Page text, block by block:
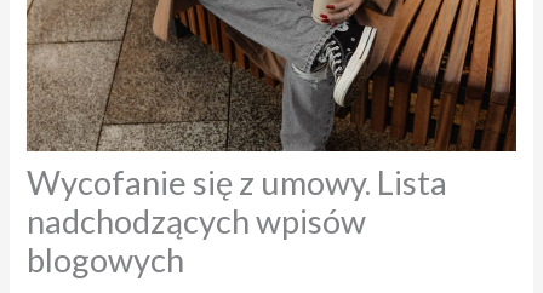
Wycofanie się z umowy. Lista
nadchodzących wpisów
blogowych